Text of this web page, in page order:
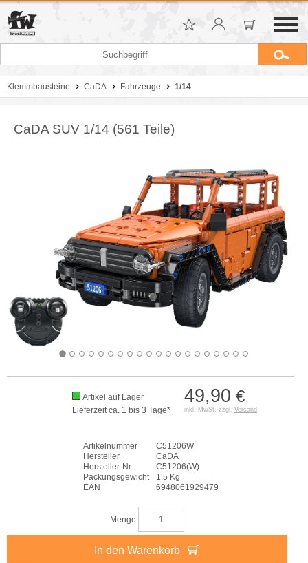
Klemmbausteine CaDA Fahrzeuge 1/14
CaDA SUV 1/14 (561 Teile)
49,90 €
inkl. MwSt. zzgl. Versand
Artikel auf Lager
Lieferzeit ca. 1 bis 3 Tage*
Artikelnummer
C51206W
Hersteller
CaDA
Hersteller-Nr.
C51206(W)
Packungsgewicht
1,5 Kg
EAN
6948061929479
Menge
In den Warenkorb